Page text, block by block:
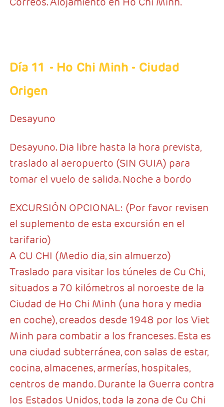
Día 11 - Ho Chi Minh - Ciudad
Origen
Desayuno
Desayuno. Dia libre hasta la hora prevista,
traslado al aeropuerto (SIN GUIA) para
tomar el vuelo de salida. Noche a bordo
EXCURSIÓN OPCIONAL: (Por favor revisen
el suplemento de esta excursión en el
tarifario)
A CU CHI (Medio dia, sin almuerzo)
Traslado para visitar los túneles de Cu Chi,
situados a 70 kilómetros al noroeste de la
Ciudad de Ho Chi Minh (una hora y media
en coche), creados desde 1948 por los Viet
Minh para combatir a los franceses. Esta es
una ciudad subterránea, con salas de estar,
cocina, almacenes, armerías, hospitales,
centros de mando. Durante la Guerra contra
los Estados Unidos, toda la zona de Cu Chi